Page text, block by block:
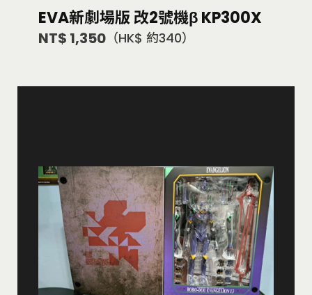
EVA新劇場版 改2號機β KP300X
NT$ 1,350 （HK$ 約340）